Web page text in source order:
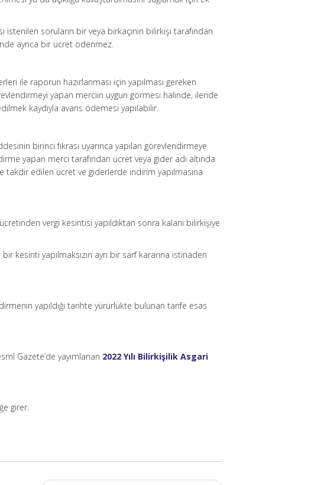
soruların bir veya birkaçının bilirkişi tarafından
ayrıca bir ücret ödenmez.
ile raporun hazırlanması için yapılması gereken
yapan merciin uygun görmesi halinde, ileride
kaydıyla avans ödemesi yapılabilir.
birinci fıkrası uyarınca yapılan görevlendirmeye
yapan merci tarafından ücret veya gider adı altında
takdir edilen ücret ve giderlerde indirim yapılmasına
vergi kesintisi yapıldıktan sonra kalanı bilirkişiye
kesinti yapılmaksızın ayrı bir sarf kararına istinaden
yapıldığı tarihte yürürlükte bulunan tarife esas
Gazete’de yayımlanan 2022 Yılı Bilirkişilik Asgari
girer.